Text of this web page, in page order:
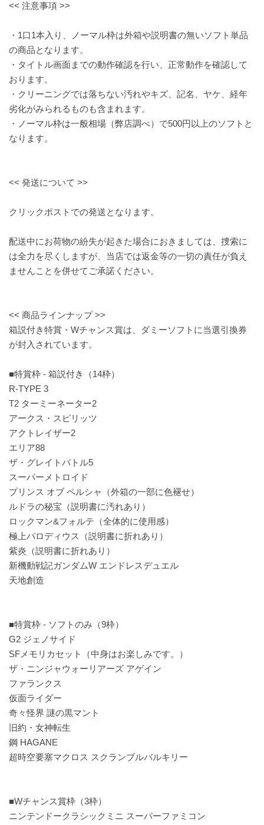
<< 注意事項 >>
・1口1本入り、ノーマル枠は外箱や説明書の無いソフト単品
の商品となります。
・タイトル画面までの動作確認を行い、正常動作を確認して
おります。
・クリーニングでは落ちない汚れやキズ、記名、ヤケ、経年
劣化がみられるものも含まれます。
・ノーマル枠は一般相場（弊店調べ）で500円以上のソフトと
なります。
<< 発送について >>
クリックポストでの発送となります。
配送中にお荷物の紛失が起きた場合におきましては、捜索に
は全力を尽くしますが、当店では返金等の一切の責任が負え
ませんことを併せてご承諾ください。
<< 商品ラインナップ >>
箱説付き特賞・Wチャンス賞は、ダミーソフトに当選引換券
が封入されています。
■特賞枠 - 箱説付き（14枠）
R-TYPE 3
T2 ターミーネーター2
アークス・スピリッツ
アクトレイザー2
エリア88
ザ・グレイトバトル5
スーパーメトロイド
プリンス オブ ペルシャ（外箱の一部に色褪せ）
ルドラの秘宝（説明書に汚れあり）
ロックマン&フォルテ（全体的に使用感）
極上パロディウス（説明書に折れあり）
紫炎（説明書に折れあり）
新機動戦記ガンダムW エンドレスデュエル
天地創造
■特賞枠 - ソフトのみ（9枠）
G2 ジェノサイド
SFメモリカセット（中身はお楽しみです。）
ザ・ニンジャウォーリアーズ アゲイン
ファランクス
仮面ライダー
奇々怪界 謎の黒マント
旧約・女神転生
鋼 HAGANE
超時空要塞マクロス スクランブルバルキリー
■Wチャンス賞枠（3枠）
ニンテンドークラシックミニ スーパーファミコン